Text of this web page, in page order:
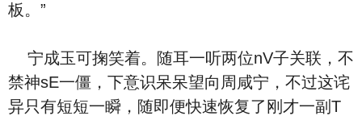
板。”
宁成玉可掬笑着。随耳一听两位nV子关联，不
禁神sE一僵，下意识呆呆望向周咸宁，不过这诧
异只有短短一瞬，随即便快速恢复了刚才一副T